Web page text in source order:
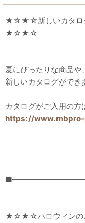
★☆★☆新しいカタロ
★☆★☆
夏にぴったりな商品や
新しいカタログができ
カタログがご入用の方
https://
★☆★☆ハロウィンのご